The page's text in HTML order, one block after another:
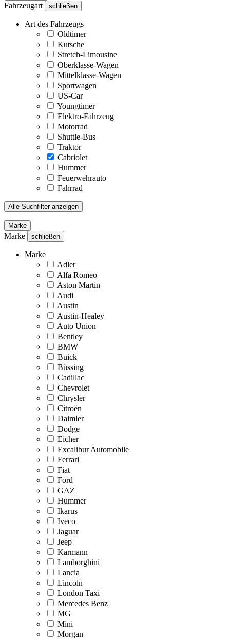
Fahrzeugart schließen
Art des Fahrzeugs
Oldtimer
Kutsche
Stretch-Limousine
Oberklasse-Wagen
Mittelklasse-Wagen
Sportwagen
US-Car
Youngtimer
Elektro-Fahrzeug
Motorrad
Shuttle-Bus
Traktor
Cabriolet
Hummer
Feuerwehrauto
Fahrrad
Alle Suchfilter anzeigen
Marke
Marke schließen
Marke
Adler
Alfa Romeo
Aston Martin
Audi
Austin
Austin-Healey
Auto Union
Bentley
BMW
Buick
Büssing
Cadillac
Chevrolet
Chrysler
Citroën
Daimler
Dodge
Eicher
Excalibur Automobile
Ferrari
Fiat
Ford
GAZ
Hummer
Ikarus
Iveco
Jaguar
Jeep
Karmann
Lamborghini
Lancia
Lincoln
London Taxi
Mercedes Benz
MG
Mini
Morgan